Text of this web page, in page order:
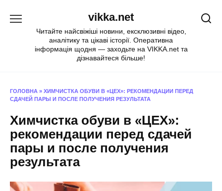
vikka.net
Читайте найсвіжіші новини, ексклюзивні відео,
аналітику та цікаві історії. Оперативна
інформація щодня — заходьте на VIKKA.net та
дізнавайтеся більше!
ГОЛОВНА » ХИМЧИСТКА ОБУВИ В «ЦЕХ»: РЕКОМЕНДАЦИИ ПЕРЕД
СДАЧЕЙ ПАРЫ И ПОСЛЕ ПОЛУЧЕНИЯ РЕЗУЛЬТАТА
Химчистка обуви в «ЦЕХ»:
рекомендации перед сдачей
пары и после получения
результата